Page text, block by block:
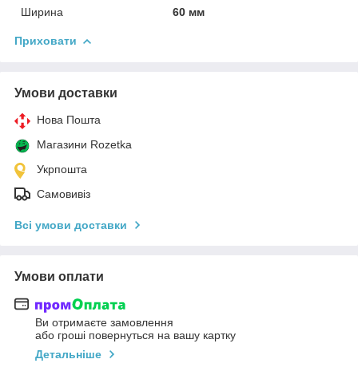
Ширина
60 мм
Приховати
Умови доставки
Нова Пошта
Магазини Rozetka
Укрпошта
Самовивіз
Всі умови доставки
Умови оплати
Ви отримаєте замовлення
або гроші повернуться на вашу картку
Детальніше